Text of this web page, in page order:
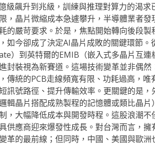
級飆升到兆級，訓練與推理對算力的渴
，晶片微縮成本急遽攀升，半導體業者
的嚴苛要求。於是，焦點開始轉向後段
如今卻成了決定AI晶片成敗的關鍵環節
）到英特爾的EMIB（嵌入式多晶片互連
封裝視為新賽道。這場技術變革並非偶
傳統的PCB走線頻寬有限、功耗過高，
訊號路徑、提升傳輸效率。更關鍵的是
邏輯晶片搭配成熟製程的記憶體或類比晶
，大幅降低成本與開發時程。這股浪潮
供應商迎來爆發性成長。對台灣而言，
革的最前線；但同時，中國、美國與歐